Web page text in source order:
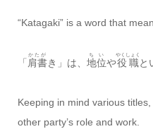
“Katagaki” is a word that
「 肩書
かたが
き」は、 地位
ちい
や役職
やくしょく
と
Keeping in mind various
other party’s role and work.